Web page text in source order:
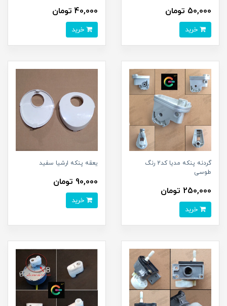
50,000 تومان 40,000 تومان
گردنه پنکه مدیا کد2 رنگ
طوسی
250,000 تومان
یعقه پنکه ارشیا سفید
90,000 تومان